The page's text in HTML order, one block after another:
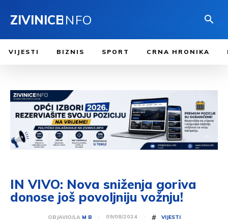
ZIVINICEINFO
VIJESTI BIZNIS SPORT CRNA HRONIKA
IN VIVO: Nova sniženja goriva
donose još povoljniju vožnju!
OBJAVIO/LA M B 09/08/2024 # VIJESTI